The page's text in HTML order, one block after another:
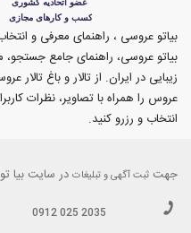
بیاتو عروسی ، راهنمای معرفی و
بیاتو عروسی، راهنمای جامع
زیبایی در ایران. از تالار و باغ تالار
عروس را همراه با تصاویر، نظرات
انتخاب و رزرو کنید.
جهت ثبت آگهی و تبلیغات در سایت بیا
0912 025 2035